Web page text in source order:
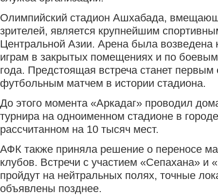
Олимпийский стадион Ашхабада,
зрителей, является крупнейшим
Центральной Азии. Арена была возведена
играм в закрытых помещениях и по
года. Предстоящая встреча станет
футбольным матчем в истории стадиона.
До этого момента «Аркадаг» проводил
турнира на одноименном стадионе в
рассчитанном на 10 тысяч мест.
АФК также приняла решение о переносе
клубов. Встречи с участием «Сепахана» и
пройдут на нейтральных полях, точные
объявлены позднее.